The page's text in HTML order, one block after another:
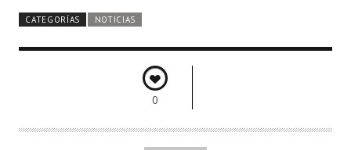
CATEGORÍAS NOTICIAS
0